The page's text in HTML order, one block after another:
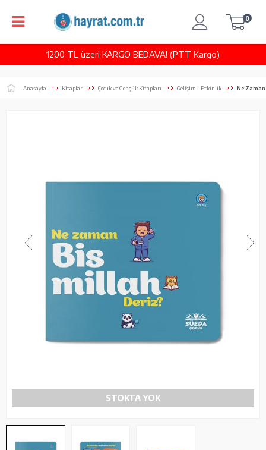
1200 TL üzeri KARGO BEDAVA! (PTT Kargo)
0
Anasayfa Kitaplar Çocuk ve Gençlik Kitapları Gelişim - Etkinlik Ne
STOKTA YOK